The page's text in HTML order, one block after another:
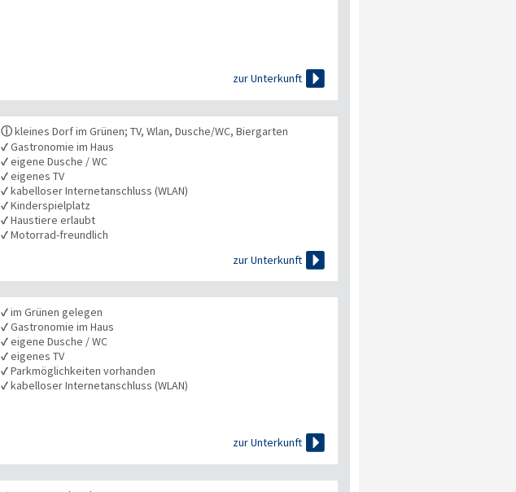
zur Unterkunft 
ⓘkleines Dorf im Grünen; TV, Wlan, Dusche/WC, Biergarten
✓Gastronomie im Haus
✓eigene Dusche / WC
✓eigenes TV
✓kabelloser Internetanschluss (WLAN)
✓Kinderspielplatz
✓Haustiere erlaubt
✓Motorrad-freundlich
zur Unterkunft 
✓im Grünen gelegen
✓Gastronomie im Haus
✓eigene Dusche / WC
✓eigenes TV
✓Parkmöglichkeiten vorhanden
✓kabelloser Internetanschluss (WLAN)
zur Unterkunft 